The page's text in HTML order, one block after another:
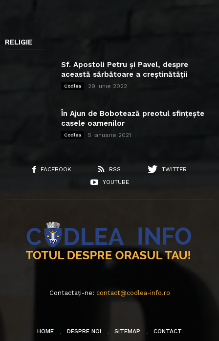
RELIGIE
Sf. Apostoli Petru și Pavel, despre
această sărbătoare a creștinătății
Codlea 29 iunie 2022
În Ajun de Bobotează preotul sfințește
casele oamenilor
Codlea 5 ianuarie 2021
FACEBOOK RSS
TWITTER
YOUTUBE
Contactați-ne: contact@codlea-info.ro
HOME DESPRE NOI SITEMAP CONTACT